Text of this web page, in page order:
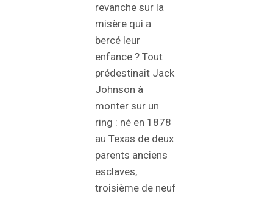
revanche sur la
misère qui a
bercé leur
enfance ? Tout
prédestinait Jack
Johnson à
monter sur un
ring : né en 1878
au Texas de deux
parents anciens
esclaves,
troisième de neuf